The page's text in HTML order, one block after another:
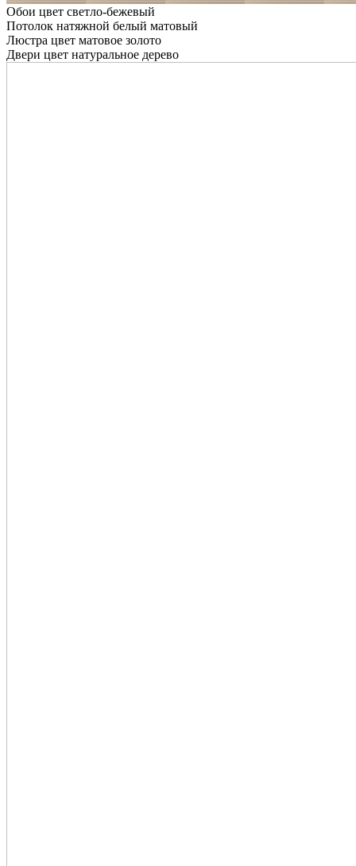
Обои цвет светло-бежевый
Потолок натяжной белый матовый
Люстра цвет матовое золото
Двери цвет натуральное дерево